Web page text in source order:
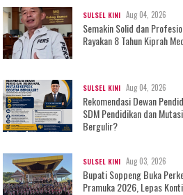
SULSEL KINI Aug 04, 2026
Semakin Solid dan
Rayakan 8 Tahun Kiprah
SULSEL KINI Aug 04, 2026
Rekomendasi Dewan
SDM Pendidikan dan
Bergulir?
SULSEL KINI Aug 03, 2026
Bupati Soppeng Buka
Pramuka 2026, Lepas